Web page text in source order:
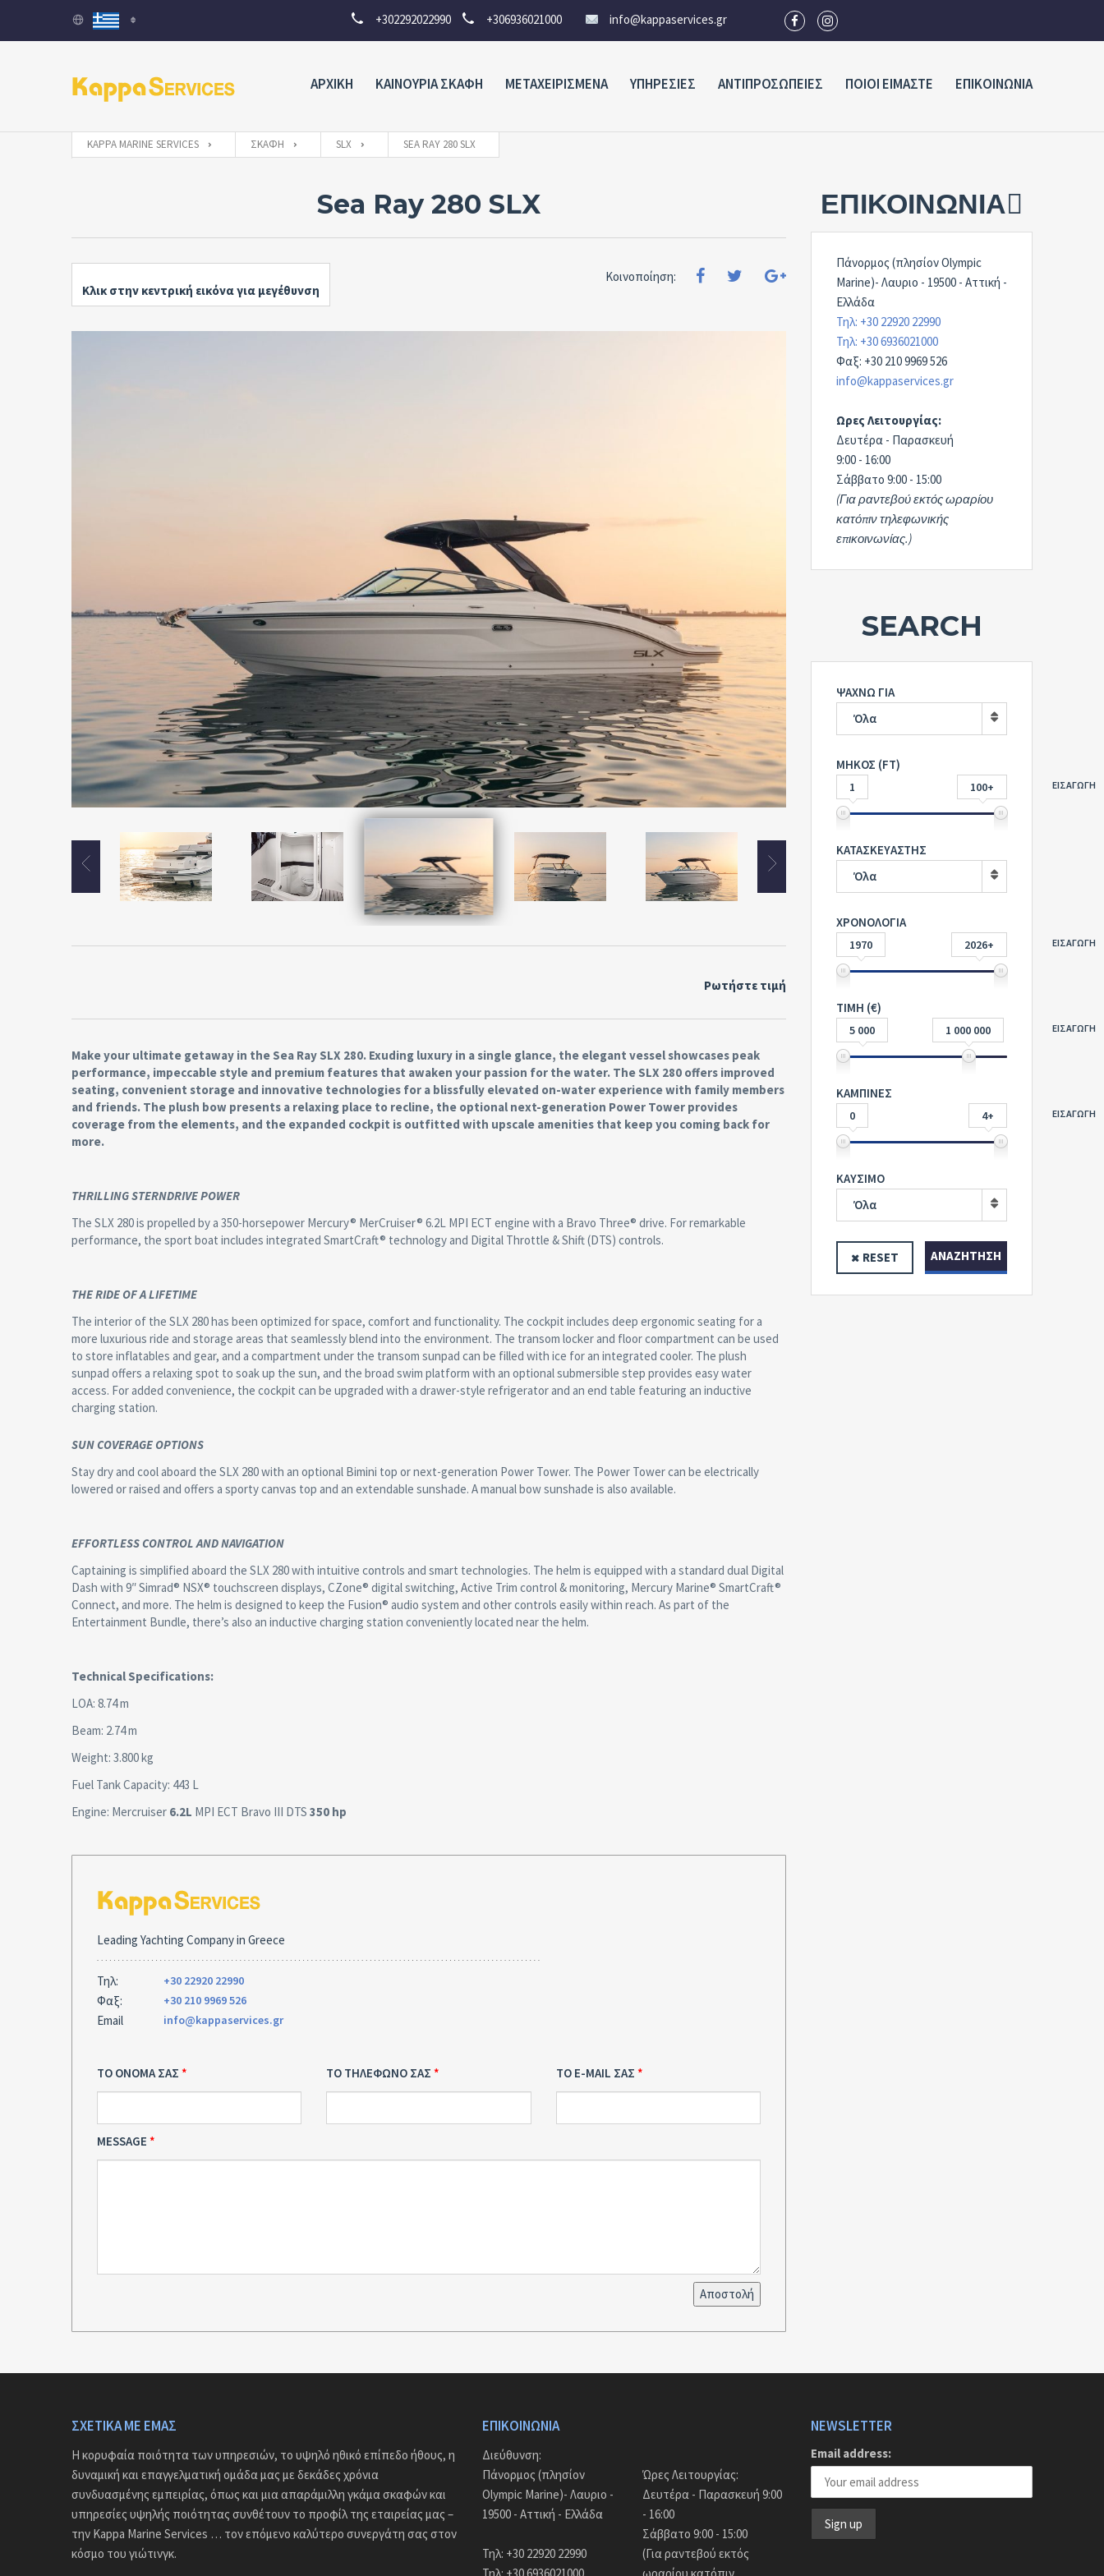
+302292022990 +306936021000 info@kappaservices.gr
ΑΡΧΙΚΗ ΚΑΙΝΟΥΡΙΑ ΣΚΑΦΗ ΜΕΤΑΧΕΙΡΙΣΜΕΝΑ ΥΠΗΡΕΣΙΕΣ ΑΝΤΙΠΡΟΣΩΠΕΙΕΣ ΠΟΙΟΙ ΕΙΜΑΣΤΕ ΕΠΙΚΟΙΝΩΝΙΑ
KAPPA MARINE SERVICES ΣΚΆΦΗ SLX SEA RAY 280 SLX
Sea Ray 280 SLX
Κλικ στην κεντρική εικόνα για μεγέθυνση
Κοινοποίηση:
Ρωτήστε τιμή
Make your ultimate getaway in the Sea Ray SLX 280. Exuding luxury in a single glance, the elegant vessel showcases peak
performance, impeccable style and premium features that awaken your passion for the water. The SLX 280 offers improved
seating, convenient storage and innovative technologies for a blissfully elevated on-water experience with family members
and friends. The plush bow presents a relaxing place to recline, the optional next-generation Power Tower provides
coverage from the elements, and the expanded cockpit is outfitted with upscale amenities that keep you coming back for
more.
THRILLING STERNDRIVE POWER
The SLX 280 is propelled by a 350-horsepower Mercury® MerCruiser® 6.2L MPI ECT engine with a Bravo Three® drive. For remarkable
performance, the sport boat includes integrated SmartCraft® technology and Digital Throttle & Shift (DTS) controls.
THE RIDE OF A LIFETIME
The interior of the SLX 280 has been optimized for space, comfort and functionality. The cockpit includes deep ergonomic seating for a
more luxurious ride and storage areas that seamlessly blend into the environment. The transom locker and floor compartment can be used
to store inflatables and gear, and a compartment under the transom sunpad can be filled with ice for an integrated cooler. The plush
sunpad offers a relaxing spot to soak up the sun, and the broad swim platform with an optional submersible step provides easy water
access. For added convenience, the cockpit can be upgraded with a drawer-style refrigerator and an end table featuring an inductive
charging station.
SUN COVERAGE OPTIONS
Stay dry and cool aboard the SLX 280 with an optional Bimini top or next-generation Power Tower. The Power Tower can be electrically
lowered or raised and offers a sporty canvas top and an extendable sunshade. A manual bow sunshade is also available.
EFFORTLESS CONTROL AND NAVIGATION
Captaining is simplified aboard the SLX 280 with intuitive controls and smart technologies. The helm is equipped with a standard dual Digital
Dash with 9″ Simrad® NSX® touchscreen displays, CZone® digital switching, Active Trim control & monitoring, Mercury Marine® SmartCraft®
Connect, and more. The helm is designed to keep the Fusion® audio system and other controls easily within reach. As part of the
Entertainment Bundle, there’s also an inductive charging station conveniently located near the helm.
Technical Specifications:
LOA: 8.74 m
Beam: 2.74 m
Weight: 3.800 kg
Fuel Tank Capacity: 443 L
Engine: Mercruiser 6.2L MPI ECT Bravo III DTS 350 hp
Leading Yachting Company in Greece
Τηλ: +30 22920 22990
Φαξ: +30 210 9969 526
Email info@kappaservices.gr
ΤΟ ΟΝΟΜΑ ΣΑΣ ΤΟ ΤΗΛΕΦΩΝΟ ΣΑΣ ΤΟ E-MAIL ΣΑΣ
MESSAGE
ΕΠΙΚΟΙΝΩΝΊΑ
Πάνορμος (πλησίον Olympic
Marine)- Λαυριο - 19500 - Αττική -
Ελλάδα
Τηλ: +30 22920 22990
Τηλ: +30 6936021000
Φαξ: +30 210 9969 526
info@kappaservices.gr
Ωρες Λειτουργίας:
Δευτέρα - Παρασκευή
9:00 - 16:00
Σάββατο 9:00 - 15:00
(Για ραντεβού εκτός ωραρίου
κατόπιν τηλεφωνικής
επικοινωνίας.)
SEARCH
ΨΑΧΝΩ ΓΙΑ
Όλα
ΜΗΚΟΣ (FT)
ΕΙΣΑΓΩΓΗ
1 100+
ΚΑΤΑΣΚΕΥΑΣΤΗΣ
Όλα
ΧΡΟΝΟΛΟΓΙΑ
ΕΙΣΑΓΩΓΗ
1970 2026+
ΤΙΜΗ (€)
ΕΙΣΑΓΩΓΗ
5 000 1 000 000
ΚΑΜΠΙΝΕΣ
ΕΙΣΑΓΩΓΗ
0 4+
ΚΑΥΣΙΜΟ
Όλα
RESET ΑΝΑΖΉΤΗΣΗ
ΣΧΕΤΙΚΆ ΜΕ ΕΜΆΣ
Η κορυφαία ποιότητα των υπηρεσιών, το υψηλό ηθικό επίπεδο ήθους, η
δυναμική και επαγγελματική ομάδα μας με δεκάδες χρόνια
συνδυασμένης εμπειρίας, όπως και μια απαράμιλλη γκάμα σκαφών και
υπηρεσίες υψηλής ποιότητας συνθέτουν το προφίλ της εταιρείας μας –
την Kappa Marine Services … τον επόμενο καλύτερο συνεργάτη σας στον
κόσμο του γιώτινγκ.
ΕΠΙΚΟΙΝΩΝΊΑ
Διεύθυνση:
Πάνορμος (πλησίον
Olympic Marine)- Λαυριο -
19500 - Αττική - Ελλάδα
Τηλ: +30 22920 22990
Ώρες Λειτουργίας:
Δευτέρα - Παρασκευή 9:00
- 16:00
Σάββατο 9:00 - 15:00
(Για ραντεβού εκτός
NEWSLETTER
Email address: